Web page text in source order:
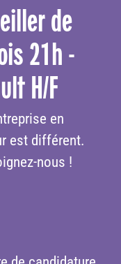
de
21h -
H/F
en
est différent.
nous !